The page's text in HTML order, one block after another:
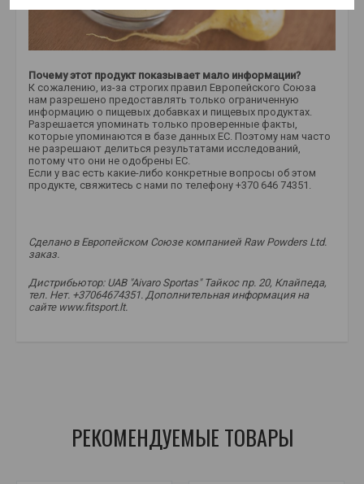
Почему этот продукт показывает мало информации?
К сожалению, из-за строгих правил Европейского Союза
нам разрешено предоставлять только ограниченную
информацию о пищевых добавках и пищевых продуктах.
Разрешается упоминать только проверенные факты,
которые упоминаются в базе данных ЕС. Поэтому нам часто
не разрешают делиться результатами исследований,
потому что они не одобрены ЕС.
Если у вас есть какие-либо конкретные вопросы об этом
продукте, свяжитесь с нами по телефону +370 646 74351.
Сделано в Европейском Союзе компанией Raw Powders Ltd.
заказ.
Дистрибьютор: UAB "Aivaro Sportas" Тайкос пр. 20, Клайпеда,
тел. Нет. +37064674351. Дополнительная информация на
сайте www.fitsport.lt.
РЕКОМЕНДУЕМЫЕ ТОВАРЫ